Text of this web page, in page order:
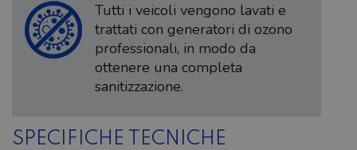
Tutti i veicoli vengono lavati e
trattati con generatori di ozono
professionali, in modo da
ottenere una completa
sanitizzazione.
SPECIFICHE TECNICHE